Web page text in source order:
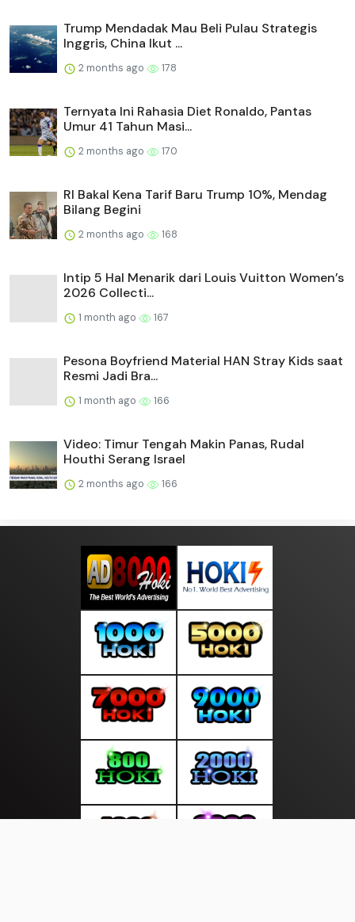
Trump Mendadak Mau Beli Pulau Strategis
Inggris, China Ikut ...
2 months ago 178
Ternyata Ini Rahasia Diet Ronaldo, Pantas
Umur 41 Tahun Masi...
2 months ago 170
RI Bakal Kena Tarif Baru Trump 10%, Mendag
Bilang Begini
2 months ago 168
Intip 5 Hal Menarik dari Louis Vuitton Women’s
2026 Collecti...
1 month ago 167
Pesona Boyfriend Material HAN Stray Kids saat
Resmi Jadi Bra...
1 month ago 166
Video: Timur Tengah Makin Panas, Rudal
Houthi Serang Israel
2 months ago 166